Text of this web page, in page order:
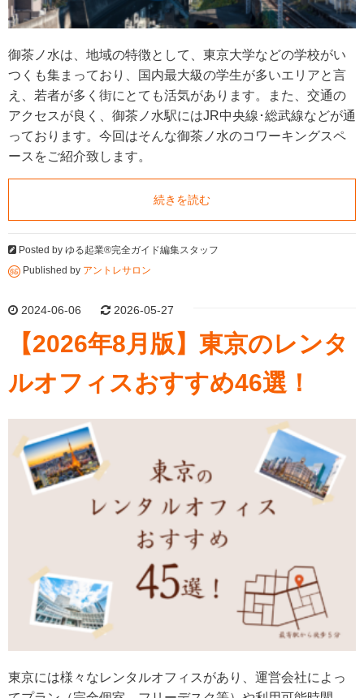
御茶ノ水は、地域の特徴として、東京大学などの学校がい
つくも集まっており、国内最大級の学生が多いエリアと言
え、若者が多く街にとても活気があります。また、交通の
アクセスが良く、御茶ノ水駅にはJR中央線･総武線などが通
っております。今回はそんな御茶ノ水のコワーキングスペ
ースをご紹介致します。
続きを読む
Posted by ゆる起業®完全ガイド編集スタッフ
Published by アントレサロン
2024-06-06 2026-05-27
【2026年8月版】東京のレンタ
ルオフィスおすすめ46選！
東京には様々なレンタルオフィスがあり、運営会社によっ